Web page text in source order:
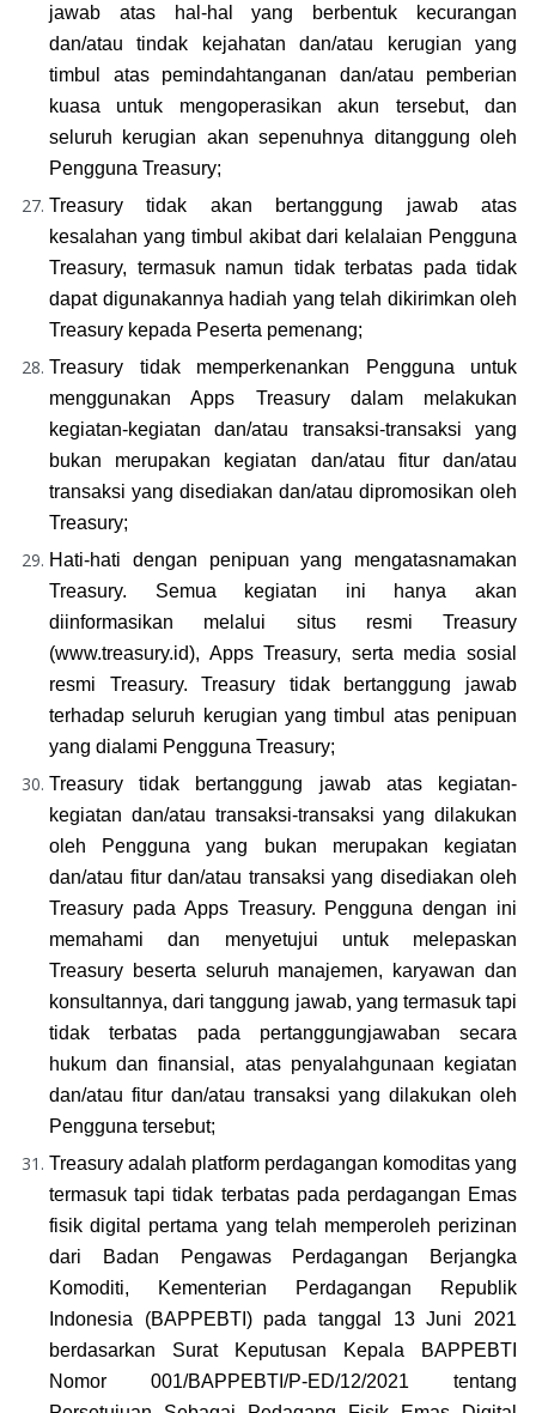
jawab atas hal-hal yang berbentuk kecurangan
dan/atau tindak kejahatan dan/atau kerugian yang
timbul atas pemindahtanganan dan/atau pemberian
kuasa untuk mengoperasikan akun tersebut, dan
seluruh kerugian akan sepenuhnya ditanggung oleh
Pengguna Treasury;
Treasury tidak akan bertanggung jawab atas
kesalahan yang timbul akibat dari kelalaian Pengguna
Treasury, termasuk namun tidak terbatas pada tidak
dapat digunakannya hadiah yang telah dikirimkan oleh
Treasury kepada Peserta pemenang;
Treasury tidak memperkenankan Pengguna untuk
menggunakan Apps Treasury dalam melakukan
kegiatan-kegiatan dan/atau transaksi-transaksi yang
bukan merupakan kegiatan dan/atau fitur dan/atau
transaksi yang disediakan dan/atau dipromosikan oleh
Treasury;
Hati-hati dengan penipuan yang mengatasnamakan
Treasury. Semua kegiatan ini hanya akan
diinformasikan melalui situs resmi Treasury
(www.treasury.id), Apps Treasury, serta media sosial
resmi Treasury. Treasury tidak bertanggung jawab
terhadap seluruh kerugian yang timbul atas penipuan
yang dialami Pengguna Treasury;
Treasury tidak bertanggung jawab atas kegiatan-
kegiatan dan/atau transaksi-transaksi yang dilakukan
oleh Pengguna yang bukan merupakan kegiatan
dan/atau fitur dan/atau transaksi yang disediakan oleh
Treasury pada Apps Treasury. Pengguna dengan ini
memahami dan menyetujui untuk melepaskan
Treasury beserta seluruh manajemen, karyawan dan
konsultannya, dari tanggung jawab, yang termasuk tapi
tidak terbatas pada pertanggungjawaban secara
hukum dan finansial, atas penyalahgunaan kegiatan
dan/atau fitur dan/atau transaksi yang dilakukan oleh
Pengguna tersebut;
Treasury adalah platform perdagangan komoditas yang
termasuk tapi tidak terbatas pada perdagangan Emas
fisik digital pertama yang telah memperoleh perizinan
dari Badan Pengawas Perdagangan Berjangka
Komoditi, Kementerian Perdagangan Republik
Indonesia (BAPPEBTI) pada tanggal 13 Juni 2021
berdasarkan Surat Keputusan Kepala BAPPEBTI
Nomor 001/BAPPEBTI/P-ED/12/2021 tentang